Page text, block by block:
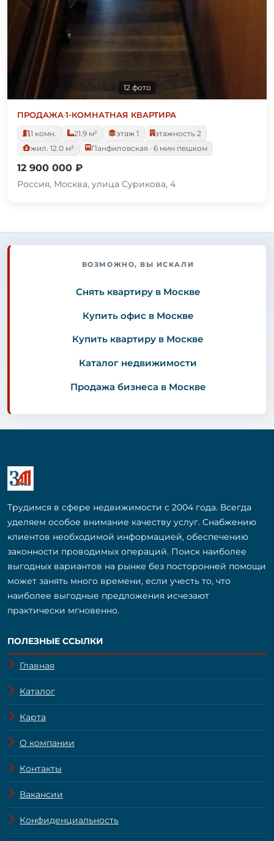
12 фото
ПРОДАЖА·1-КОМНАТНАЯ КВАРТИРА
1 комн.
21.9 м² этаж 1
этажность 2
жил. 12.0 м²
Панфиловская · 6 мин пешком
12 900 000 ₽
Россия, Москва, улица Сурикова, 4
ВОЗМОЖНО, ВЫ ИСКАЛИ
Снять квартиру в Москве
Купить офис в Москве
Купить квартиру в Москве
Каталог недвижимости
Продажа бизнеса в Москве
Трудимся в сфере недвижимости с 2004 года. Всегда
уделяем особое внимание качеству услуг. Снабжению
клиентов необходимой информацией, обеспечению
законности проводимых операций. Поиск наиболее
выгодных вариантов на рынке без посторонней помощи
может занять много времени, если учесть то, что
наиболее выгодные предложения исчезают
практически мгновенно.
ПОЛЕЗНЫЕ ССЫЛКИ
Главная
Каталог
Карта
О компании
Контакты
Вакансии
Конфиденциальность